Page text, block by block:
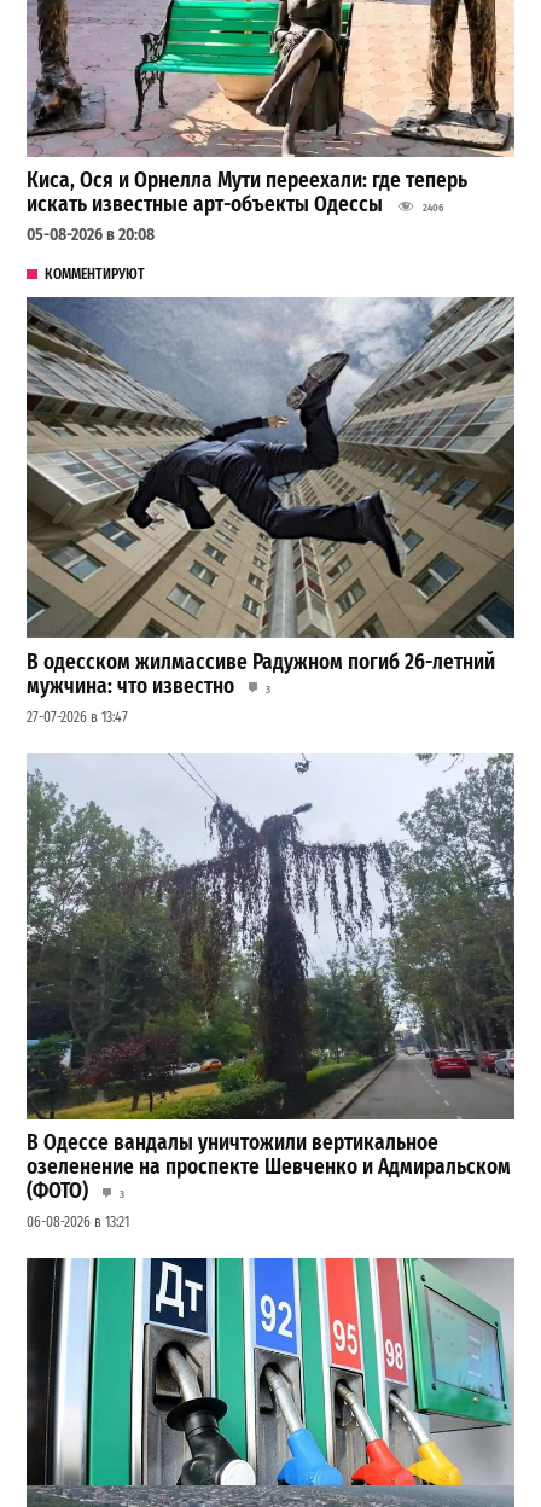
Киса, Ося и Орнелла Мути переехали: где теперь
искать известные арт-объекты Одессы
2406
05-08-2026 в 20:08
КОММЕНТИРУЮТ
В одесском жилмассиве Радужном погиб 26-летний
мужчина: что известно
3
27-07-2026 в 13:47
В Одессе вандалы уничтожили вертикальное
озеленение на проспекте Шевченко и Адмиральском
(ФОТО)
3
06-08-2026 в 13:21